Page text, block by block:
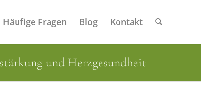
Häufige Fragen Blog Kontakt
und Herzgesundheit